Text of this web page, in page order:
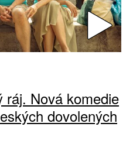
ráj. Nová komedie
dovolených